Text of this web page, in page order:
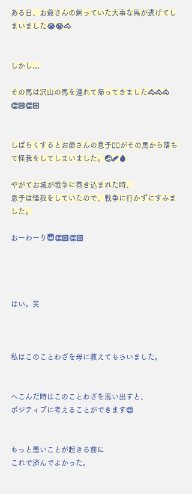
ある日、お爺さんの飼っていた大事な馬が逃げてし
まいました😭😭🐴
しかし…
その馬は沢山の馬を連れて帰ってきました🐴🐴🐴
👏🏻👏🏻
しばらくするとお爺さんの息子🙋‍♂️がその馬から落ち
て怪我をしてしまいました。🤕🩹🩸
やがてお城が戦争に巻き込まれた時、
息子は怪我をしていたので、戦争に行かずにすみま
した。
おーわーり😇👏🏻👏🏻
はい。笑
私はこのことわざを母に教えてもらいました。
へこんだ時はこのことわざを思い出すと、
ポジティブに考えることができます😊
もっと悪いことが起きる前に
これで済んでよかった。